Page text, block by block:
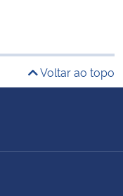
Voltar ao topo